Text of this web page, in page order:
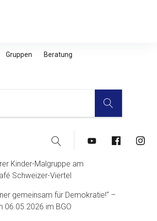
Gruppen Beratung
Suche YouTubeFacebook
Kinder-Malgruppe am
Schweizer-Viertel
gemeinsam für Demokratie!“ –
06.05.2026 im BGO